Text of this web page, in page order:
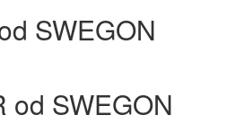
SWEGON
od SWEGON